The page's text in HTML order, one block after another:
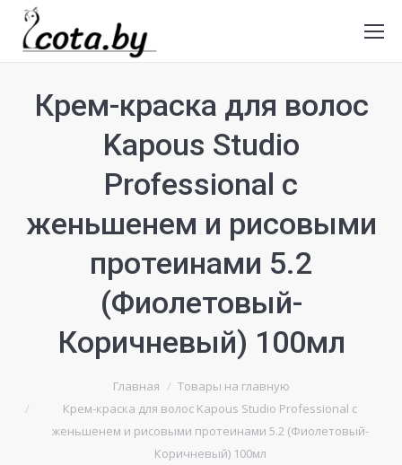
Крем-краска для волос
Kapous Studio
Professional с
женьшенем и рисовыми
протеинами 5.2
(Фиолетовый-
Коричневый) 100мл
Главная
Товары на главную
Крем-краска для волос Kapous Studio Professional с
женьшенем и рисовыми протеинами 5.2 (Фиолетовый-
Коричневый) 100мл